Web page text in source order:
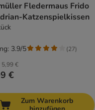
Fledermaus Frido
Katzenspielkissen
5,99 €
€
3.9/5 (27)
Zum Warenkorb